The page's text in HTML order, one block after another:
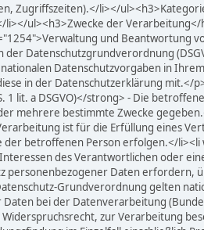
Zugriffszeiten).</li></
ul><h3>Zwecke der
und Beantwortung
Datenschutzgrundverordnung
Datenschutzvorgaben in
in der Datenschutzerklärung mit.</
lit. a DSGVO)</strong> - Die
mehrere bestimmte Zwecke
ist für die Erfüllung eines
betroffenen Person erfolgen.</
des Verantwortlichen oder
Daten erfordern,
Grundverordnung gelten
bei der Datenverarbeitung
Widerspruchsrecht, zur Verarbeitung